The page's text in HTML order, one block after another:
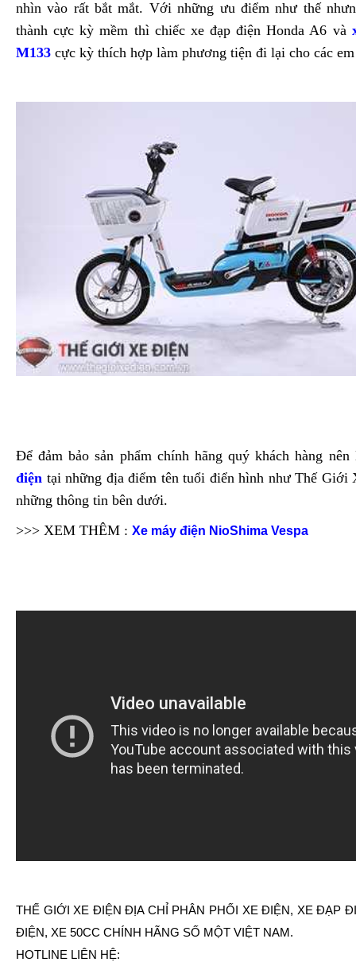
nhìn vào rất bắt mắt. Với những ưu điểm như thế
thành cực kỳ mềm thì chiếc xe đạp điện Honda A6 và
M133 cực kỳ thích hợp làm phương tiện đi lại cho các
Để đảm bảo sản phẩm chính hãng quý khách hàng
điện tại những địa điểm tên tuổi điển hình như Thế Giới
những thông tin bên dưới.
>>> XEM THÊM : Xe máy điện NioShima Vespa
THẾ GIỚI XE ĐIỆN ĐỊA CHỈ PHÂN PHỐI XE ĐIỆN, XE ĐẠP
ĐIỆN, XE 50CC CHÍNH HÃNG SỐ MỘT VIỆT NAM.
HOTLINE LIÊN HỆ: